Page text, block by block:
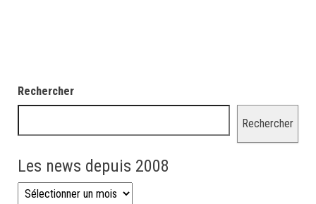
Rechercher
Rechercher
Les news depuis 2008
Les news depuis 2008